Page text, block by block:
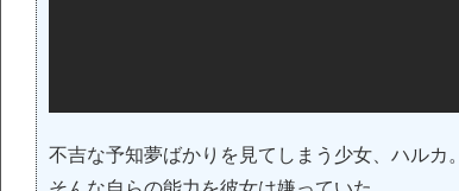
不吉な予知夢ばかりを見てしまう少女、ハルカ。